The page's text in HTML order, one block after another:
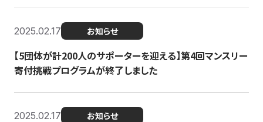
2025.02.17 お知らせ
【5団体が計200人のサポーターを迎える】​​第4回マンスリー
寄付挑戦プログラムが終了しました
2025.02.17 お知らせ